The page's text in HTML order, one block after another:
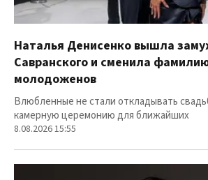
Наталья Денисенко вышла
Савранского и сменила
молодоженов
Влюбленные не стали откладывать
камерную церемонию для ближайших
8.08.2026 15:55